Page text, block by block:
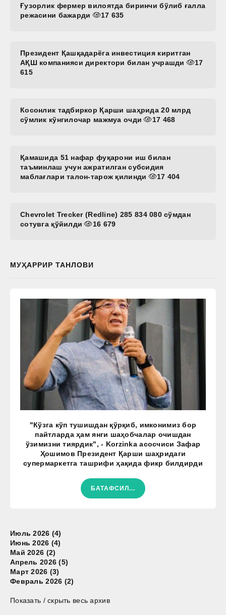
Ғузорлик фермер вилоятда биринчи бўлиб ғалла
режасини бажарди
17 635
Президент Қашқадарёга инвестиция киритган
АҚШ компанияси директори билан учрашди
17
615
Косонлик тадбиркор Қарши шаҳрида 20 млрд
сўмлик кўнгилочар мажмуа очди
17 468
Қамашида 51 нафар фуқарони иш билан
таъминлаш учун ажратилган субсидия
маблағлари талон-тарож қилинди
17 404
Chevrolet Trecker (Redline) 285 834 080 сўмдан
сотувга қўйилди
16 679
МУҲАРРИР ТАНЛОВИ
"Кўзга кўп тушишдан қўрқиб, имконимиз бор
пайтларда ҳам янги шаҳобчалар очишдан
ўзимизни тиярдик", - Korzinka асосчиси Зафар
Ҳошимов Президент Қарши шаҳридаги
супермаркетга ташрифи ҳақида фикр билдирди
БАТАФСИЛ...
Июль 2026 (4)
Июнь 2026 (4)
Май 2026 (2)
Апрель 2026 (5)
Март 2026 (3)
Февраль 2026 (2)
Показать / скрыть весь архив